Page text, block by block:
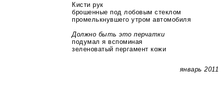
Кисти рук
брошенные под лобовым стеклом
промелькнувшего утром автомобиля
Должно быть это перчатки
подумал я вспоминая
зеленоватый пергамент кожи
январь 2011